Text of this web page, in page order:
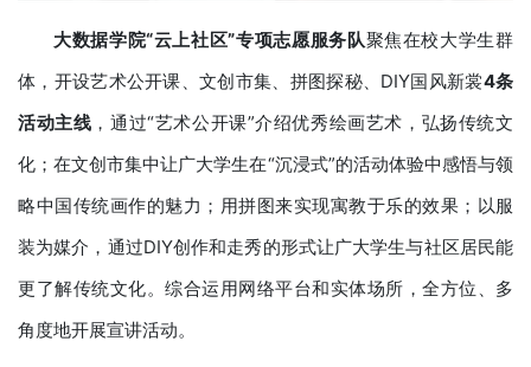
大数据学院“云上社区”专项志愿服务队聚焦在校大学生群
体，开设艺术公开课、文创市集、拼图探秘、DIY国风新裳4条
活动主线 ，通过“艺术公开课”介绍优秀绘画艺术，弘扬传统文
化；在文创市集中让广大学生在“沉浸式”的活动体验中感悟与领
略中国传统画作的魅力；用拼图来实现寓教于乐的效果；以服
装为媒介，通过DIY创作和走秀的形式让广大学生与社区居民能
更了解传统文化。综合运用网络平台和实体场所，全方位、多
角度地开展宣讲活动。